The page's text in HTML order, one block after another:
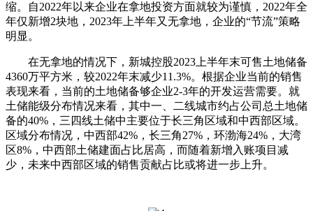
缩。自2022年以来企业在拿地投资方面就较为谨慎，2022年全
年仅新增2块地，2023年上半年又无拿地，企业的“节流”策略
明显。
在无拿地的情况下，新城控股2023上半年末可售土地储备
4360万平方米，较2022年末减少11.3%。根据企业当前的销售
表现来看，当前的土地储备够企业2-3年的开发运营需要。就
土储能级分布情况来看，其中一、二线城市约占公司总土地储
备的40%，三四线土储中主要位于长三角区域和中西部区域。
区域分布情况，中西部42%，长三角27%，环渤海24%，大湾
区8%，中西部土储建面占比居高，而随着新增入账项目减
少，未来中西部区域的销售贡献占比或将进一步上升。